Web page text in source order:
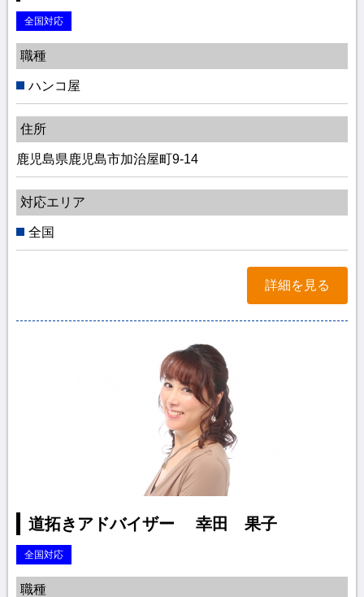
全国対応
職種
ハンコ屋
住所
鹿児島県鹿児島市加治屋町9-14
対応エリア
全国
詳細を見る
道拓きアドバイザー 幸田 果子
全国対応
職種